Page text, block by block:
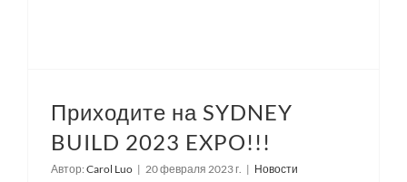
Приходите на SYDNEY
BUILD 2023 EXPO!!!
Автор: Carol Luo | 20 февраля 2023 г. | Новости